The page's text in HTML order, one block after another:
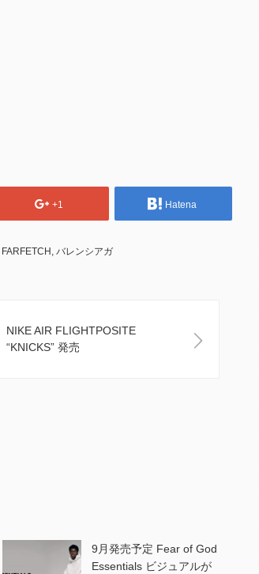
+1 Hatena
FARFETCH , バレンシアガ
NIKE AIR FLIGHTPOSITE
“KNICKS” 発売
9月発売予定 Fear of God
Essentials ビジュアルが